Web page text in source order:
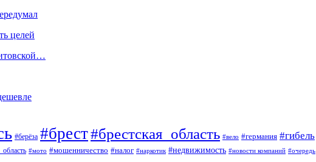
целей
#берёза #брест#брестская_область #вело #германия #гибель
#мото #мошенничество #налог #наркотик #недвижимость #новости компаний #очередь